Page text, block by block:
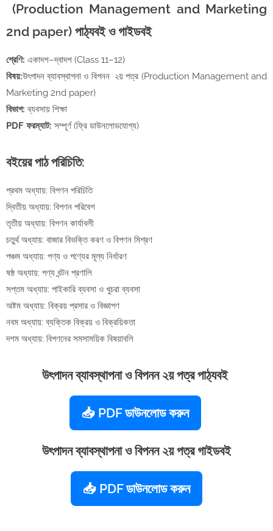
(Production Management and Marketing
2nd paper) পাঠ্যবই ও গাইডবই
শ্রেণি: একাদশ–দ্বাদশ (Class 11–12)
বিষয়:উৎপাদন ব্যাবস্থাপনা ও বিপনন ২য় পত্র (Production Management and
Marketing 2nd paper)
বিভাগ: ব্যবসায় শিক্ষা
PDF ফরম্যাট: সম্পূর্ণ (ফ্রি ডাউনলোডযোগ্য)
বইয়ের পাঠ পরিচিতি:
প্রথম অধ্যায়: বিপণন পরিচিতি
দ্বিতীয় অধ্যায়: বিপণন পরিবেশ
তৃতীয় অধ্যায়: বিপণন কার্যাবলী
চতুর্থ অধ্যায়: বাজার বিভক্তি করণ ও বিপণন মিশ্রণ
পঞ্চম অধ্যায়: পণ্য ও পণ্যের মূল্য নির্ধারণ
ষষ্ঠ অধ্যায়: পণ্য বন্টন প্রণালি
সপ্তম অধ্যায়: পাইকারি ব্যবসা ও খুচরা ব্যবসা
অষ্টম অধ্যায়: বিক্রয় প্রসার ও বিজ্ঞাপণ
নবম অধ্যায়: ব্যক্তিক বিক্রয় ও বিক্রয়িকতা
দশম অধ্যায়: বিপণনের সমসাময়িক বিষয়াবলি
উৎপাদন ব্যাবস্থাপনা ও বিপনন২য় পত্রপাঠ্যবই
📥 PDF ডাউনলোড করুন
উৎপাদন ব্যাবস্থাপনা ও বিপনন২য় পত্র গাইডবই
📥 PDF ডাউনলোড করুন